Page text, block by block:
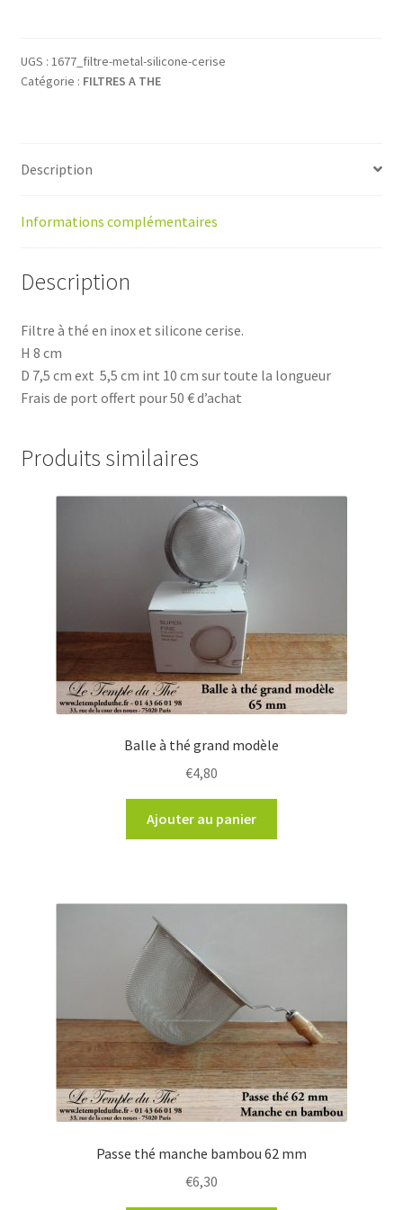
thé
en
cerise.
UGS : 1677_filtre-metal-silicone-cerise
Catégorie : FILTRES A THE
Description
Informations complémentaires
Description
Filtre à thé en inox et silicone cerise.
H 8 cm
D 7,5 cm ext 5,5 cm int 10 cm sur toute la longueur
Frais de port offert pour 50 € d’achat
Produits similaires
Balle à thé grand modèle
€4,80
Ajouter au panier
Passe thé manche bambou 62 mm
€6,30